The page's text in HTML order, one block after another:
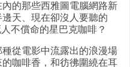
的那些西雅圖電腦網路新
天、現在卻沒人要聽的
不償命的星巴克咖啡？
從電影中流露出的浪漫場
咖啡香，和彷彿圍繞在耳